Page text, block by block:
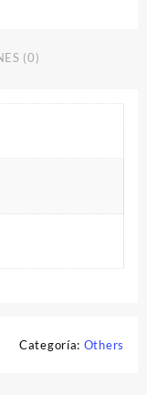
(0)
Categoría: Others